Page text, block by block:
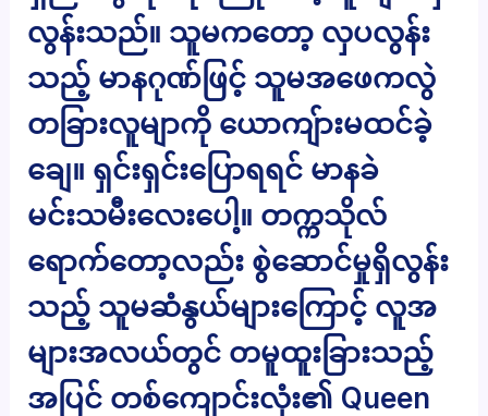
လွန်းသည်။ သူမကတော့ လှပလွန်း
သည့် မာနဂုဏ်ဖြင့် သူမအဖေကလွဲ
တခြားလူမျာကို ယောကျ်ားမထင်ခဲ့
ချေ။ ရှင်းရှင်းပြောရရင် မာနခဲ
မင်းသမီးလေးပေါ့။ တက္ကသိုလ်
ရောက်တော့လည်း စွဲဆောင်မှုရှိလွန်း
သည့် သူမဆံနွယ်များကြောင့် လူအ
များအလယ်တွင် တမူထူးခြားသည့်
အပြင် တစ်ကျောင်းလုံး၏ Queen